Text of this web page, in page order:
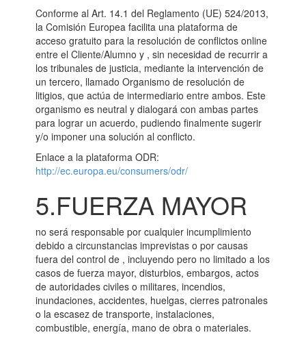
Conforme al Art. 14.1 del Reglamento (UE) 524/2013,
la Comisión Europea facilita una plataforma de
acceso gratuito para la resolución de conflictos online
entre el Cliente/Alumno y , sin necesidad de recurrir a
los tribunales de justicia, mediante la intervención de
un tercero, llamado Organismo de resolución de
litigios, que actúa de intermediario entre ambos. Este
organismo es neutral y dialogará con ambas partes
para lograr un acuerdo, pudiendo finalmente sugerir
y/o imponer una solución al conflicto.
Enlace a la plataforma ODR:
http://ec.europa.eu/consumers/odr/
5.FUERZA MAYOR
no será responsable por cualquier incumplimiento
debido a circunstancias imprevistas o por causas
fuera del control de , incluyendo pero no limitado a los
casos de fuerza mayor, disturbios, embargos, actos
de autoridades civiles o militares, incendios,
inundaciones, accidentes, huelgas, cierres patronales
o la escasez de transporte, instalaciones,
combustible, energía, mano de obra o materiales.